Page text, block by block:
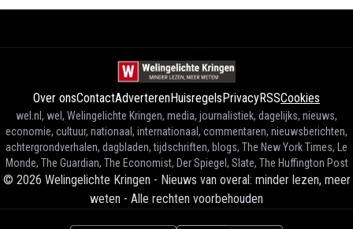
Over onsContactAdverterenHuisregelsPrivacyRSSCookies
wel.nl, wel, Welingelichte Kringen, media, journalistiek, dagelijks, nieuws,
economie, cultuur, nationaal, internationaal, commentaren, nieuwsberichten,
achtergrondverhalen, dagbladen, tijdschriften, blogs, The New York Times, Le
Monde, The Guardian, The Economist, Der Spiegel, Slate, The Huffington Post
© 2026 Welingelichte Kringen - Nieuws van overal: minder lezen, meer
weten - Alle rechten voorbehouden